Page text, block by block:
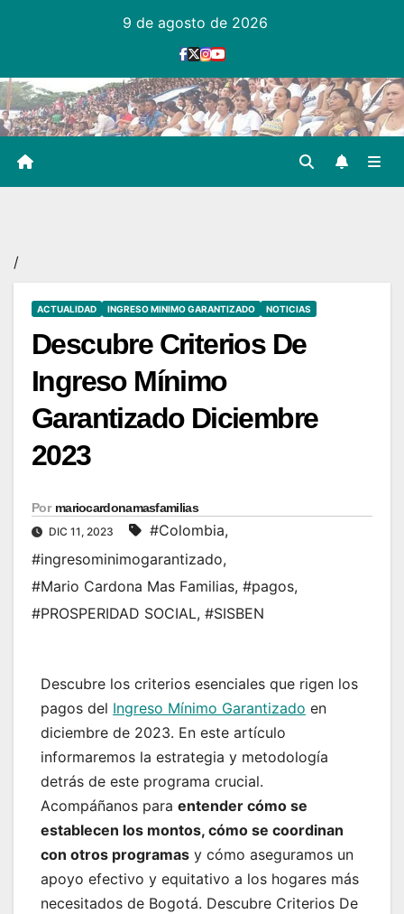
9 de agosto de 2026
/
ACTUALIDAD INGRESO MINIMO GARANTIZADO NOTICIAS
Descubre Criterios De
Ingreso Mínimo
Garantizado Diciembre
2023
Por mariocardonamasfamilias
DIC 11, 2023 #Colombia,
#ingresominimogarantizado,
#Mario Cardona Mas Familias, #pagos,
#PROSPERIDAD SOCIAL, #SISBEN
Descubre los criterios esenciales que rigen los
pagos del Ingreso Mínimo Garantizado en
diciembre de 2023. En este artículo
informaremos la estrategia y metodología
detrás de este programa crucial.
Acompáñanos para entender cómo se
establecen los montos, cómo se coordinan
con otros programas y cómo aseguramos un
apoyo efectivo y equitativo a los hogares más
necesitados de Bogotá. Descubre Criterios De